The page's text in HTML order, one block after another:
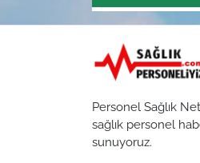
Personel Sağlık
sağlık personel
sunuyoruz.